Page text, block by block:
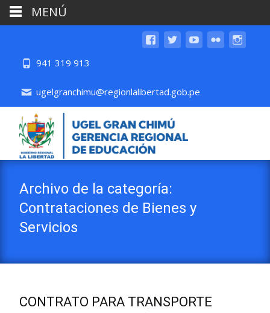
941 319 913
ugelgranchimu@regionlalibertad.gob.pe
Archivo de la categoría:
Contrataciones de Bienes y
Servicios
CONTRATO PARA TRANSPORTE
MENÚ